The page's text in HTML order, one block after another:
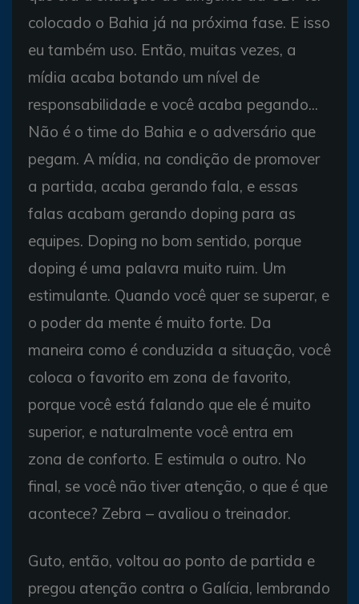
colocado o Bahia já na próxima fase. E isso
eu também uso. Então, muitas vezes, a
mídia acaba botando um nível de
responsabilidade e você acaba pegando...
Não é o time do Bahia e o adversário que
pegam. A mídia, na condição de promover
a partida, acaba gerando fala, e essas
falas acabam gerando doping para as
equipes. Doping no bom sentido, porque
doping é uma palavra muito ruim. Um
estimulante. Quando você quer se superar, e
o poder da mente é muito forte. Da
maneira como é conduzida a situação, você
coloca o favorito em zona de favorito,
porque você está falando que ele é muito
superior, e naturalmente você entra em
zona de conforto. E estimula o outro. No
final, se você não tiver atenção, o que é que
acontece? Zebra – avaliou o treinador.
Guto, então, voltou ao ponto de partida e
pregou atenção contra o Galícia, lembrando